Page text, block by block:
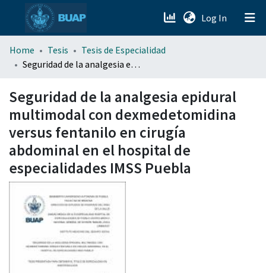
Log In (current)
menu.section.about_menu
Home Tesis
Tesis de Especialidad
Seguridad de la analgesia epidural multimodal con dexmedetomidina versus fentanilo en cirugía abdominal en el hospital de especialidades IMSS Puebla
Seguridad de la analgesia epidural
multimodal con dexmedetomidina
versus fentanilo en cirugía
abdominal en el hospital de
especialidades IMSS Puebla